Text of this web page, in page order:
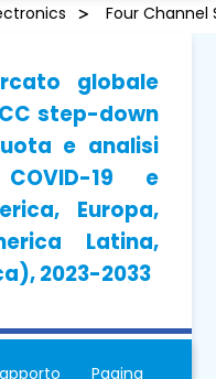
Four Channel
globale
step-down
e analisi
19 e
Europa,
Latina,
2023-2033
Pagina